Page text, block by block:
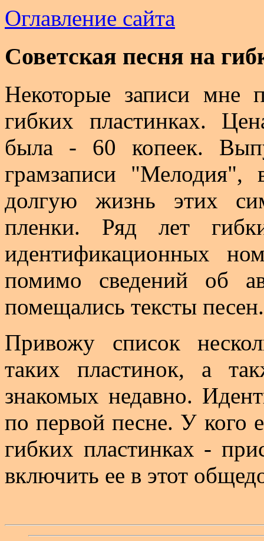
Оглавление сайта
Советская песня на
Некоторые записи мне
гибких пластинках.
была - 60 копеек.
грамзаписи "Мелодия",
долгую жизнь этих
пленки. Ряд лет
идентификационных
помимо сведений об
помещались тексты песен.
Привожу список
таких пластинок, а
знакомых недавно.
по первой песне. У кого
гибких пластинках -
включить ее в этот